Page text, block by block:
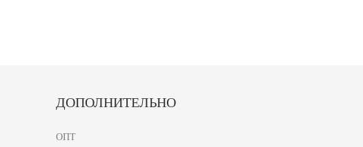
ДОПОЛНИТЕЛЬНО
ОПТ